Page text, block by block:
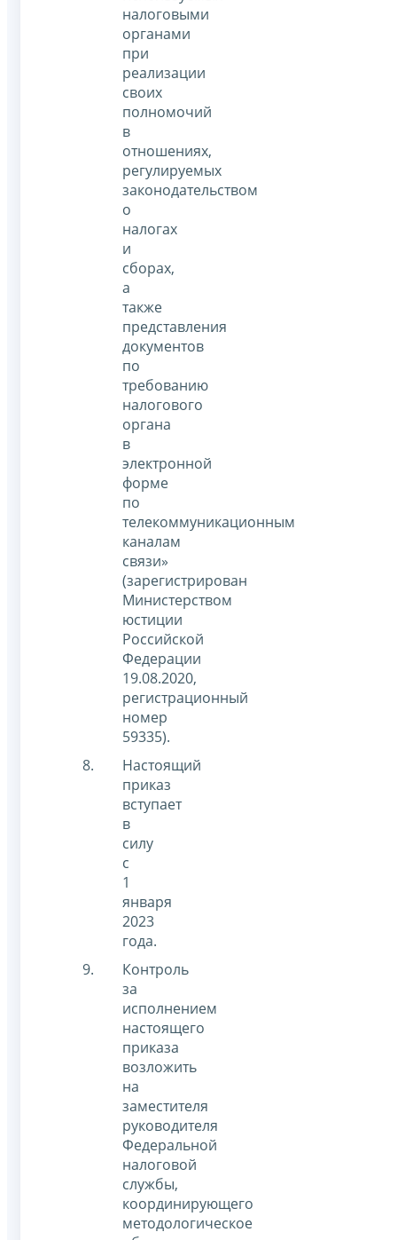
налоговыми
органами
при
реализации
своих
полномочий
в
отношениях,
регулируемых
законодательством
о
налогах
и
сборах,
а
также
представления
документов
по
требованию
налогового
органа
в
электронной
форме
по
телекоммуникационным
каналам
связи»
(зарегистрирован
Министерством
юстиции
Российской
Федерации
19.08.2020,
регистрационный
номер
59335).
Настоящий
приказ
вступает
в
силу
с
1
января
2023
года.
Контроль
за
исполнением
настоящего
приказа
возложить
на
заместителя
руководителя
Федеральной
налоговой
службы,
координирующего
методологическое